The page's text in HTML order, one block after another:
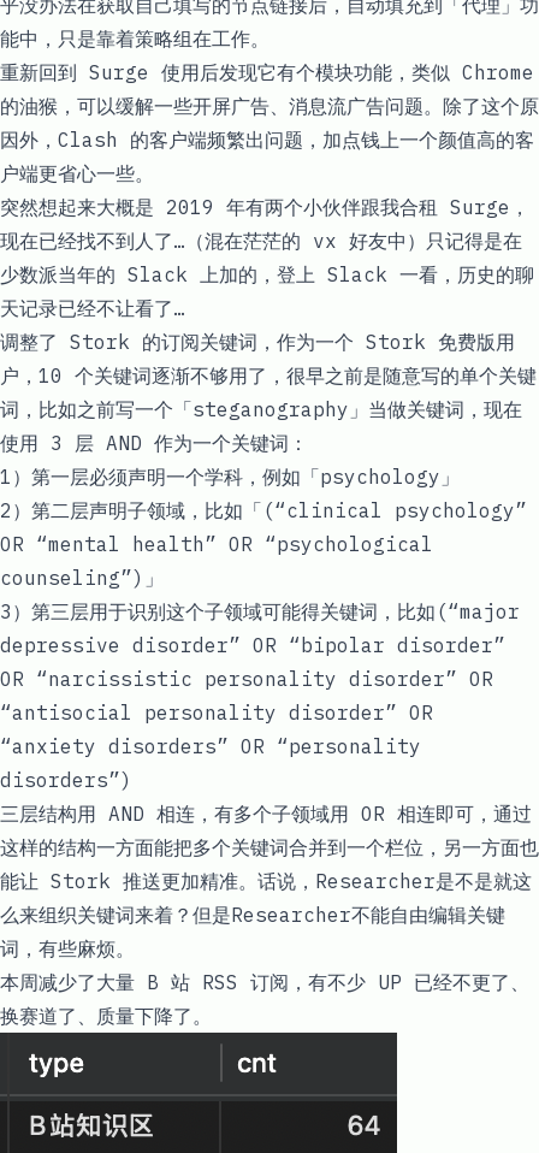
乎没办法在获取自己填写的节点链接后，自动填充到「代理」功
能中，只是靠着策略组在工作。
重新回到 Surge 使用后发现它有个模块功能，类似 Chrome
的油猴，可以缓解一些开屏广告、消息流广告问题。除了这个原
因外，Clash 的客户端频繁出问题，加点钱上一个颜值高的客
户端更省心一些。
突然想起来大概是 2019 年有两个小伙伴跟我合租 Surge，
现在已经找不到人了…（混在茫茫的 vx 好友中）只记得是在
少数派当年的 Slack 上加的，登上 Slack 一看，历史的聊
天记录已经不让看了…
调整了 Stork 的订阅关键词，作为一个 Stork 免费版用
户，10 个关键词逐渐不够用了，很早之前是随意写的单个关键
词，比如之前写一个「steganography」当做关键词，现在
使用 3 层 AND 作为一个关键词：
1）第一层必须声明一个学科，例如「psychology」
2）第二层声明子领域，比如「(“clinical psychology”
OR “mental health” OR “psychological
counseling”)」
3）第三层用于识别这个子领域可能得关键词，比如(“major
depressive disorder” OR “bipolar disorder”
OR “narcissistic personality disorder” OR
“antisocial personality disorder” OR
“anxiety disorders” OR “personality
disorders”)
三层结构用 AND 相连，有多个子领域用 OR 相连即可，通过
这样的结构一方面能把多个关键词合并到一个栏位，另一方面也
能让 Stork 推送更加精准。话说， Researcher是不是就这
么来组织关键词来着？但是Researcher不能自由编辑关键
词，有些麻烦。
本周减少了大量 B 站 RSS 订阅，有不少 UP 已经不更了、
换赛道了、质量下降了。